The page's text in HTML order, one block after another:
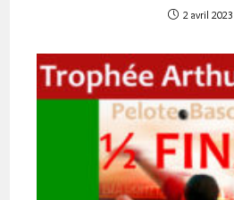
2 avril 2023